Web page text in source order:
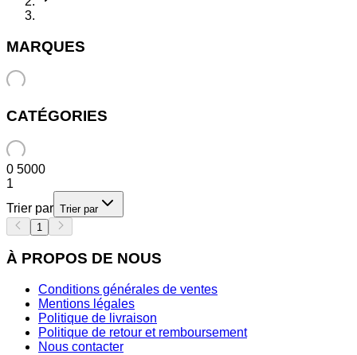
MARQUES
CATÉGORIES
0 5000
1
Trier par Trier par
1
À PROPOS DE NOUS
Conditions générales de ventes
Mentions légales
Politique de livraison
Politique de retour et remboursement
Nous contacter